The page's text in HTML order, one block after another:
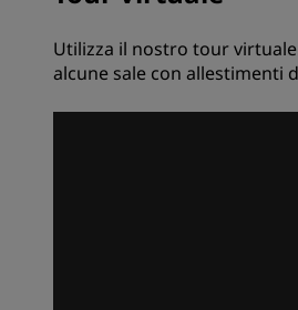
Utilizza il nostro tour
alcune sale con allestimenti